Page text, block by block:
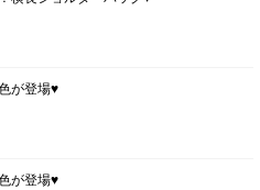
が登場♥
が登場♥